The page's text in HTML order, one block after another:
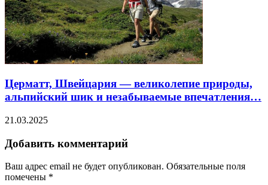
Церматт, Швейцария — великолепие природы,
альпийский шик и незабываемые впечатления…
21.03.2025
Добавить комментарий
Ваш адрес email не будет опубликован. Обязательные поля
помечены *